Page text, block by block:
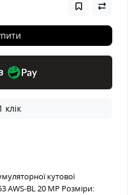
клік
кутової
AWS-BL 20 MP Розміри: